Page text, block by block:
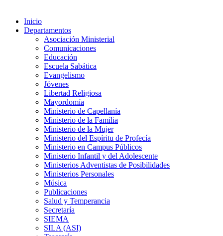
Inicio
Departamentos
Asociación Ministerial
Comunicaciones
Educación
Escuela Sabática
Evangelismo
Jóvenes
Libertad Religiosa
Mayordomía
Ministerio de Capellanía
Ministerio de la Familia
Ministerio de la Mujer
Ministerio del Espíritu de Profecía
Ministerio en Campus Públicos
Ministerio Infantil y del Adolescente
Ministerios Adventistas de Posibilidades
Ministerios Personales
Música
Publicaciones
Salud y Temperancia
Secretaría
SIEMA
SILA (ASI)